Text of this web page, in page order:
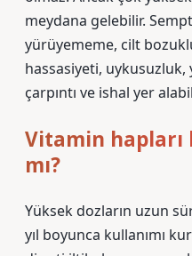
meydana gelebilir.
yürüyememe, cilt
hassasiyeti, uykusuzluk,
çarpıntı ve ishal yer
Vitamin
mı?
Yüksek dozların uzun
yıl boyunca kullanımı